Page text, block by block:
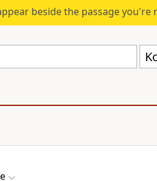
beside the passage you're